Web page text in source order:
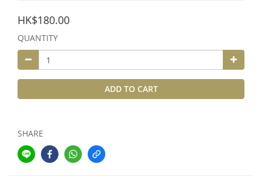
HK$180.00
QUANTITY
ADD TO CART
SHARE